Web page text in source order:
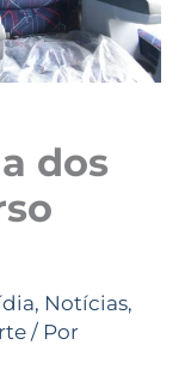
dos
, Notícias,
/ Por